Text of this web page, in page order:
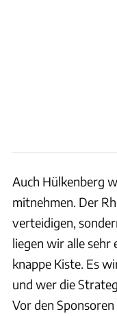
Auch Hülkenberg
mitnehmen. Der
verteidigen,
liegen wir alle sehr
knappe Kiste. Es
und wer die
Vor den